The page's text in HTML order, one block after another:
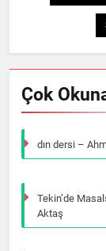
Çok
dın dersi –
Tekin’de
Aktaş